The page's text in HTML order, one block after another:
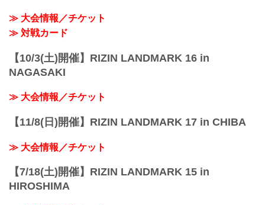
≫ 大会情報／チケット
≫ 対戦カード
【10/3(土)開催】RIZIN LANDMARK 16 in
NAGASAKI
≫ 大会情報／チケット
【11/8(日)開催】RIZIN LANDMARK 17 in CHIBA
≫ 大会情報／チケット
【7/18(土)開催】RIZIN LANDMARK 15 in
HIROSHIMA